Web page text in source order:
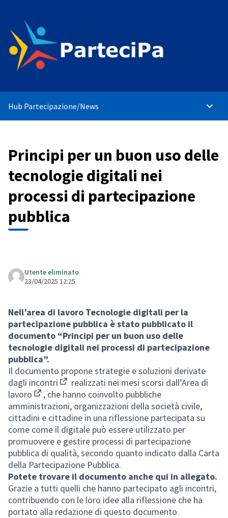
Hub Partecipazione/News
Principi per un buon uso delle
tecnologie digitali nei
processi di partecipazione
pubblica
Utente eliminato
23/04/2025 12:25
Nell’area di lavoro Tecnologie digitali per la
partecipazione pubblica è stato pubblicato il
documento “Principi per un buon uso delle
tecnologie digitali nei processi di partecipazione
pubblica”.
Il documento propone strategie e soluzioni derivate
dagli incontri
(Apre in una nuova scheda)
realizzati nei mesi scorsi dall’Area di
lavoro
(Apre in una nuova scheda)
, che hanno coinvolto pubbliche
amministrazioni, organizzazioni della società civile,
cittadini e cittadine in una riflessione partecipata su
come come il digitale può essere utilizzato per
promuovere e gestire processi di partecipazione
pubblica di qualità, secondo quanto indicato dalla Carta
della Partecipazione Pubblica.
Potete trovare il documento anche qui in allegato.
Grazie a tutti quelli che hanno partecipato agli incontri,
contribuendo con le loro idee alla riflessione che ha
portato alla redazione di questo documento.